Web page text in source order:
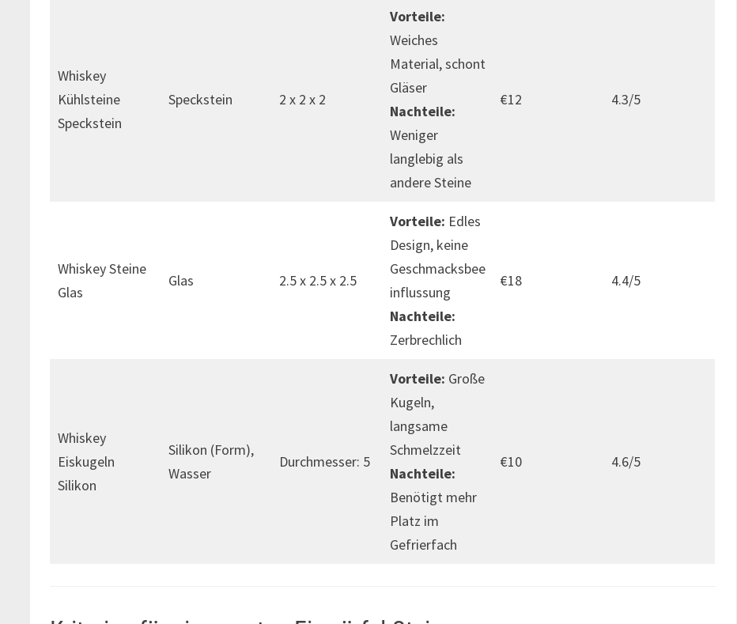
Whiskey
Kühlsteine
Speckstein
Speckstein 2 x 2 x 2
Vorteile:
Weiches
Material, schont
Gläser
Nachteile:
Weniger
langlebig als
andere Steine
€12 4.3/5
Whiskey Steine
Glas
Glas 2.5 x 2.5 x 2.5
Vorteile: Edles
Design, keine
Geschmacksbee
influssung
Nachteile:
Zerbrechlich
€18 4.4/5
Whiskey
Eiskugeln
Silikon
Silikon (Form),
Wasser
Durchmesser: 5
Vorteile: Große
Kugeln,
langsame
Schmelzzeit
Nachteile:
Benötigt mehr
Platz im
Gefrierfach
€10 4.6/5